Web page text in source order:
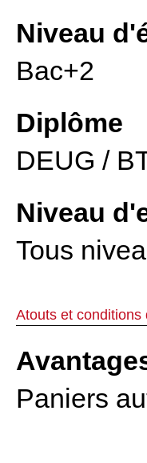
Niveau
Bac+2
Diplôme
DEUG /
Niveau
Tous
Atouts et conditions
Paniers